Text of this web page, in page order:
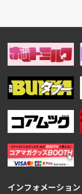
インフォメーション